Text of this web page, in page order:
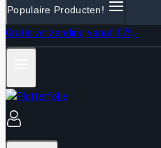
Populaire Producten!
Gratis verzending vanaf €75,-